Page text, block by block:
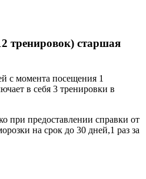
тренировок) старшая
с момента посещения 1
в себя 3 тренировки в
при предоставлении справки от
на срок до 30 дней,1 раз за